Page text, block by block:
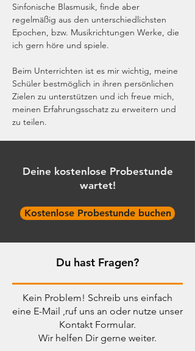
Sinfonische Blasmusik, finde aber
regelmäßig aus den unterschiedlichsten
Epochen, bzw. Musikrichtungen Werke, die
ich gern höre und spiele.
Beim Unterrichten ist es mir wichtig, meine
Schüler bestmöglich in ihren persönlichen
Zielen zu unterstützen und ich freue mich,
meinen Erfahrungsschatz zu erweitern und
zu teilen.
Deine kostenlose Probestunde
wartet!
Kostenlose Probestunde buchen
Du hast Fragen?
Kein Problem! Schreib uns einfach
eine E-Mail ,ruf uns an oder nutze unser
Kontakt Formular.
Wir helfen Dir gerne weiter.